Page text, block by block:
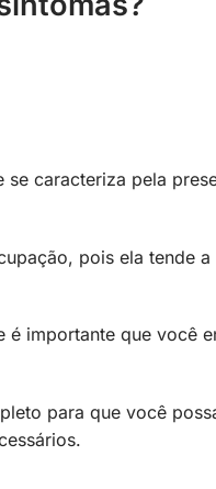
caracteriza pela
pois ela tende
importante que você
para que você